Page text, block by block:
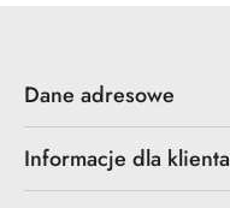
Dane adresowe
Informacje dla klienta